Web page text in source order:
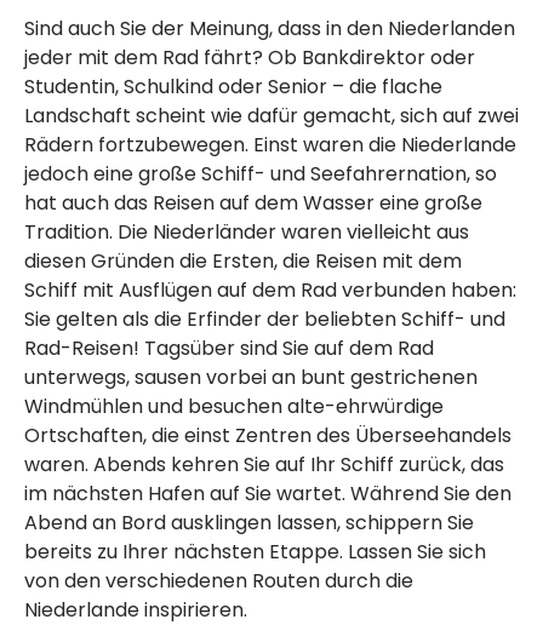
Sind auch Sie der Meinung, dass in den Niederlanden
jeder mit dem Rad fährt? Ob Bankdirektor oder
Studentin, Schulkind oder Senior – die flache
Landschaft scheint wie dafür gemacht, sich auf zwei
Rädern fortzubewegen. Einst waren die Niederlande
jedoch eine große Schiff- und Seefahrernation, so
hat auch das Reisen auf dem Wasser eine große
Tradition. Die Niederländer waren vielleicht aus
diesen Gründen die Ersten, die Reisen mit dem
Schiff mit Ausflügen auf dem Rad verbunden haben:
Sie gelten als die Erfinder der beliebten Schiff- und
Rad-Reisen! Tagsüber sind Sie auf dem Rad
unterwegs, sausen vorbei an bunt gestrichenen
Windmühlen und besuchen alte-ehrwürdige
Ortschaften, die einst Zentren des Überseehandels
waren. Abends kehren Sie auf Ihr Schiff zurück, das
im nächsten Hafen auf Sie wartet. Während Sie den
Abend an Bord ausklingen lassen, schippern Sie
bereits zu Ihrer nächsten Etappe. Lassen Sie sich
von den verschiedenen Routen durch die
Niederlande inspirieren.